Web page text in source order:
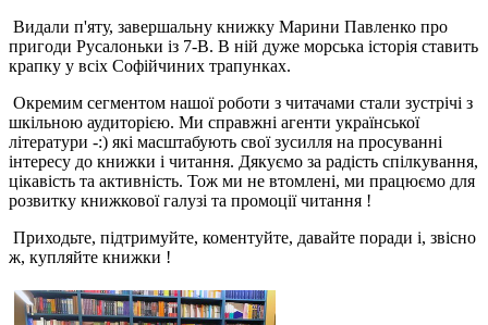
Видали п'яту, завершальну книжку Марини Павленко про
пригоди Русалоньки із 7-В. В ній дуже морська історія ставить
крапку у всіх Софійчиних трапунках.
Окремим сегментом нашої роботи з читачами стали зустрічі з
шкільною аудиторією. Ми справжні агенти української
літератури -:) які масштабують свої зусилля на просуванні
інтересу до книжки і читання. Дякуємо за радість спілкування,
цікавість та активність. Тож ми не втомлені, ми працюємо для
розвитку книжкової галузі та промоції читання !
Приходьте, підтримуйте, коментуйте, давайте поради і, звісно
ж, купляйте книжки !